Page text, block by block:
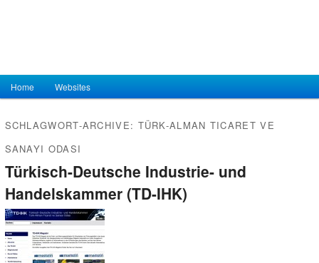
Hauptmenü
Zum Inhalt wechseln
Zum sekundären Inhalt wechseln
Home Websites
SCHLAGWORT-ARCHIVE: TÜRK-ALMAN TICARET VE
SANAYI ODASI
Türkisch-Deutsche Industrie- und
Handelskammer (TD-IHK)